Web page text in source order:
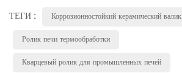
ТЕГИ :
Коррозионностойкий керамический валик
Ролик печи термообработки
Кварцевый ролик для промышленных печей